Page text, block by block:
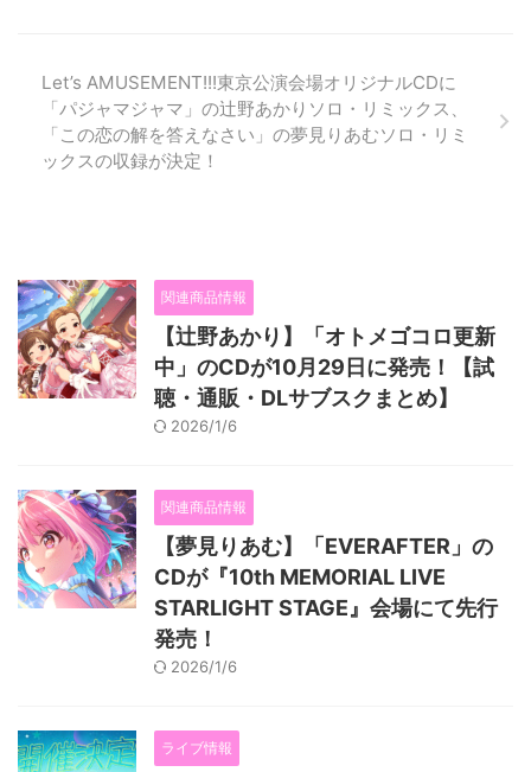
Let’s AMUSEMENT!!!東京公演会場オリジナルCDに
「パジャマジャマ」の辻野あかりソロ・リミックス、
「この恋の解を答えなさい」の夢見りあむソロ・リミ
ックスの収録が決定！
関連商品情報
【辻野あかり】「オトメゴコロ更新
中」のCDが10月29日に発売！【試
聴・通販・DLサブスクまとめ】
2026/1/6
関連商品情報
【夢見りあむ】「EVERAFTER」の
CDが『10th MEMORIAL LIVE
STARLIGHT STAGE』会場にて先行
発売！
2026/1/6
ライブ情報